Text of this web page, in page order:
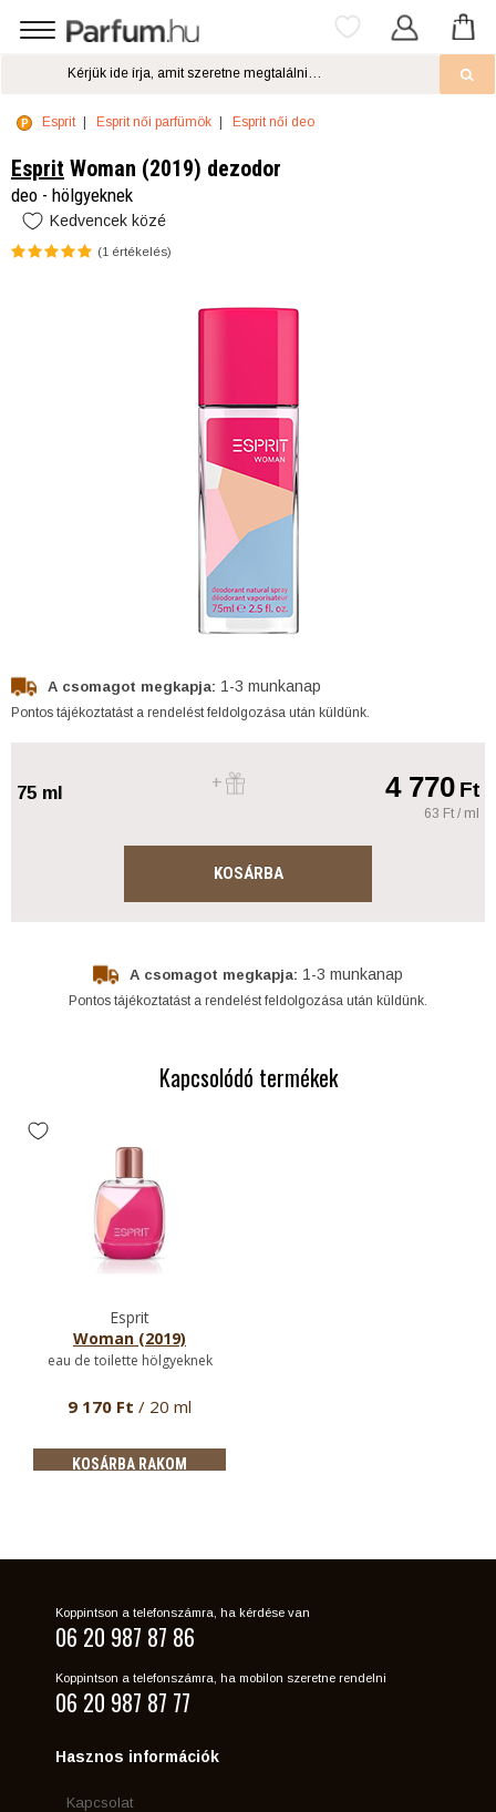
Esprit Esprit női parfümök Esprit női deo
Esprit Woman (2019) dezodor
deo - hölgyeknek
Kedvencek közé
(1 értékelés)
A csomagot megkapja: 1-3 munkanap
Pontos tájékoztatást a rendelést feldolgozása után küldünk.
75 ml 4 770Ft
63 Ft / ml
KOSÁRBA
A csomagot megkapja: 1-3 munkanap
Pontos tájékoztatást a rendelést feldolgozása után küldünk.
Kapcsolódó termékek
Esprit
Woman (2019)
eau de toilette hölgyeknek
9 170 Ft / 20 ml
KOSÁRBA RAKOM
Koppintson a telefonszámra, ha kérdése van
06 20 987 87 86
Koppintson a telefonszámra, ha mobilon szeretne rendelni
06 20 987 87 77
Hasznos információk
Kapcsolat